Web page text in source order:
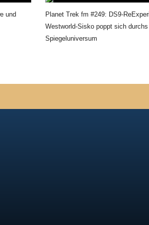
und
Planet Trek fm #249: DS9-
Westworld-Sisko poppt sich durchs
Spiegeluniversum